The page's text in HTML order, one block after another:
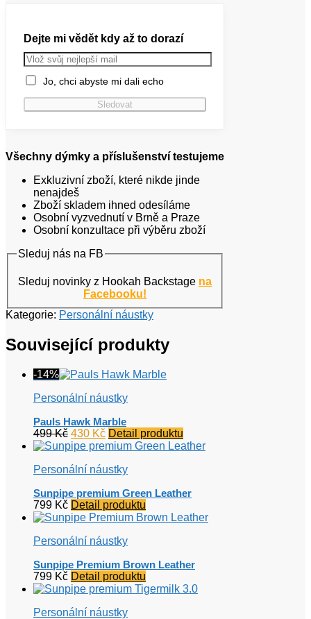
Dejte mi vědět kdy až to dorazí
Jo, chci abyste mi dali echo
Všechny dýmky a příslušenství testujeme
Exkluzivní zboží, které nikde jinde
nenajdeš
Zboží skladem ihned odesíláme
Osobní vyzvednutí v Brně a Praze
Osobní konzultace při výběru zboží
Sleduj nás na FB
Sleduj novinky z Hookah Backstage na
Facebooku!
Kategorie: Personální náustky
Související produkty
-14%
Personální náustky
Pauls Hawk Marble
499Kč Původní
cena
499 Kč.
430 KčAktuální
cena
430 Kč.
Detail produktu
Personální náustky
Sunpipe premium Green Leather
799 Kč Detail produktu
Personální náustky
Sunpipe Premium Brown Leather
799 Kč Detail produktu
Personální náustky